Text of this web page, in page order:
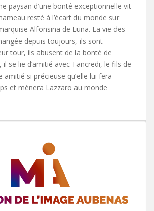
paysan d’une bonté exceptionnelle vit
resté à l’écart du monde sur
Alfonsina de Luna. La vie des
depuis toujours, ils sont
tour, ils abusent de la bonté de
se lie d’amitié avec Tancredi, le fils de
amitié si précieuse qu’elle lui fera
et mènera Lazzaro au monde